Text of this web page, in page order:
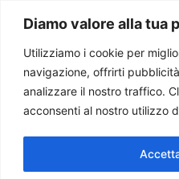
Diamo valore alla tua
Utilizziamo i cookie per
navigazione, offrirti
analizzare il nostro traffico.
acconsenti al nostro utilizzo
Paolo
Sinodo.
Paesi
evangelizza
testimonianza